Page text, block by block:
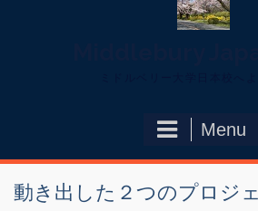
Menu
動き出した２つのプロジ